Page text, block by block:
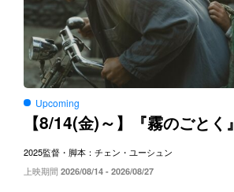
Upcoming
【8/14(金)～】『霧のごとく』
2025監督・脚本：チェン・ユーシュン
上映期間 2026/08/14 - 2026/08/27